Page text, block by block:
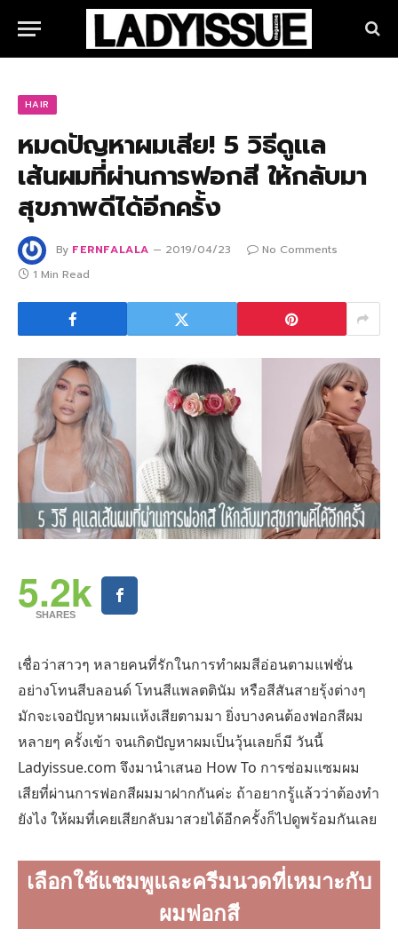
HAIR
หมดปัญหาผมเสีย! 5 วิธีดูเเล
เส้นผมที่ผ่านการฟอกสี ให้กลับมา
สุขภาพดีได้อีกครั้ง
By FERNFALALA 2019/04/23
No Comments
1 Min Read
5.2k
SHARES
เชื่อว่าสาวๆ หลายคนที่รักในการทำผมสีอ่อนตามแฟชั่น
อย่างโทนสีบลอนด์ โทนสีแพลตตินัม หรือสีสันสายรุ้งต่างๆ
มักจะเจอปัญหาผมแห้งเสียตามมา ยิ่งบางคนต้องฟอกสีผม
หลายๆ ครั้งเข้า จนเกิดปัญหาผมเป็นวุ้นเลยก็มี วันนี้
Ladyissue.com จึงมานำเสนอ How To การซ่อมแซมผม
เสียที่ผ่านการฟอกสีผมมาฝากกันค่ะ ถ้าอยากรู้แล้วว่าต้องทำ
ยังไง ให้ผมที่เคยเสียกลับมาสวยได้อีกครั้งก็ไปดูพร้อมกันเลย
เลือกใช้แชมพูและครีมนวดที่เหมาะกับ
ผมฟอกสี